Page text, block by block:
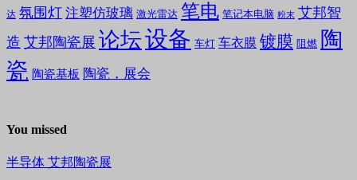
达 氛围灯 注塑仿玻璃 激光雷达 笔电 笔记本电脑 粉末 艾邦智
造 艾邦陶瓷展 论坛设备 车灯 车衣膜 镀膜 阻燃 陶
瓷 陶瓷基板 陶瓷，展会
You missed
半导体 艾邦陶瓷展